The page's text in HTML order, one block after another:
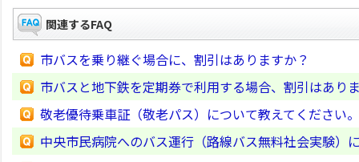
関連するFAQ
市バスを乗り継ぐ場合に、割引はありますか？
市バスと地下鉄を定期券で利用する場合、割引はあり
敬老優待乗車証（敬老パス）について教えてください。
中央市民病院へのバス運行（路線バス無料社会実験）